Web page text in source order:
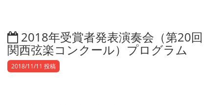
2018年受賞者発表演奏会（第20回
関西弦楽コンクール）プログラム
2018/11/11 投稿